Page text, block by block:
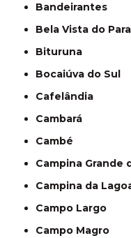
Bandeirantes
Bela Vista do
Bituruna
Bocaiúva do Sul
Cafelândia
Cambará
Cambé
Campina Grande
Campina da
Campo Largo
Campo Magro